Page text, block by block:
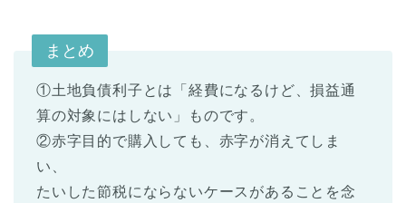
まとめ
①土地負債利子とは「経費になるけど、損益通
算の対象にはしない」ものです。
②赤字目的で購入しても、赤字が消えてしま
い、
たいした節税にならないケースがあることを念